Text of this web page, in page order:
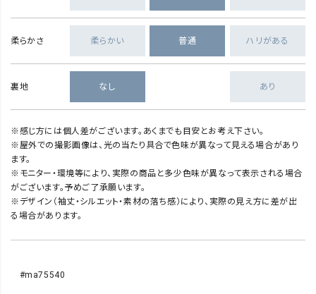
柔らかさ 柔らかい 普通 ハリがある
裏地 なし あり
※感じ方には個人差がございます。あくまでも目安とお考え下さい。
※屋外での撮影画像は、光の当たり具合で色味が異なって見える場合があり
ます。
※モニター・環境等により、実際の商品と多少色味が異なって表示される場合
がございます。予めご了承願います。
※デザイン（袖丈・シルエット・素材の落ち感）により、実際の見え方に差が出
る場合があります。
#ma75540